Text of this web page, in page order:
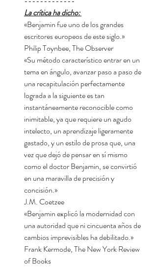
La crítica ha dicho:
«Benjamin fue uno de los grandes
escritores europeos de este siglo.»
Philip Toynbee, The Observer
«Su método característico ­entrar en un
tema en ángulo, avanzar paso a paso de
una recapitulación perfectamente
lograda a la siguiente­ es tan
instantáneamente reconocible como
inimitable, ya que requiere un agudo
intelecto, un aprendizaje ligeramente
gastado, y un estilo de prosa que, una
vez que dejó de pensar en sí mismo
como el doctor Benjamin, se convirtió
en una maravilla de precisión y
concisión.»
J.M. Coetzee
«Benjamin explicó la modernidad con
una autoridad que ni cincuenta años de
cambios imprevisibles ha debilitado.»
Frank Kermode, The New York Review
of Books